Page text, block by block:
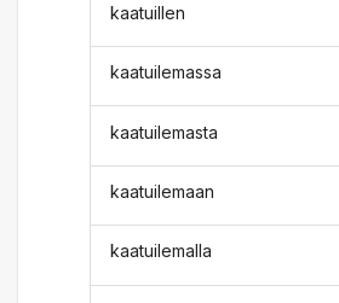
kaatuillen
kaatuilemassa
kaatuilemasta
kaatuilemaan
kaatuilemalla